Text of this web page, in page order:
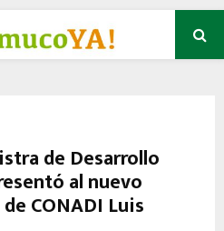
de Desarrollo
al nuevo
CONADI Luis